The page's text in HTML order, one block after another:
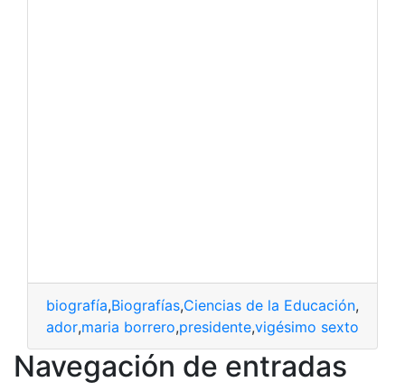
biografía,Biografías,Ciencias de la Educación,
Ecuador,maria borrero,presidente,vigésimo sexto
Navegación de entradas